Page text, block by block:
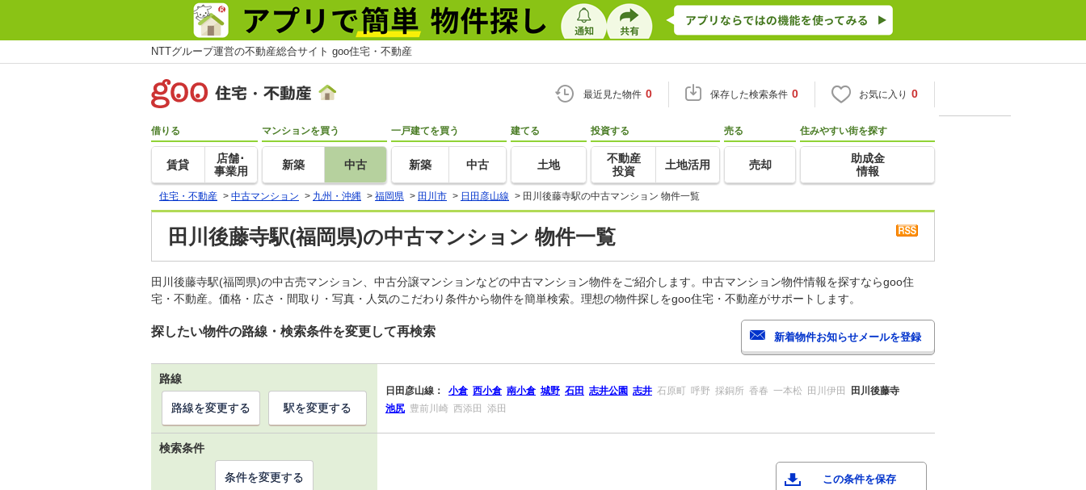
NTTグループ運営の不動産総合サイト goo住宅・不動産
最近見た物件 0 保存した検索条件 0 お気に入り 0
借りる
賃貸
店舗･
事業用
マンションを買う
新築 中古
一戸建てを買う
新築 中古
建てる
土地
投資する
不動産
投資
土地活用
売る
売却
住みやすい街を探す
助成金
情報
住宅・不動産 > 中古マンション > 九州・沖縄 > 福岡県 > 田川市 > 日田彦山線 > 田川後藤寺駅の中古マンション 物件一覧
田川後藤寺駅(福岡県)の中古マンション 物件一覧
田川後藤寺駅(福岡県)の中古売マンション、中古分譲マンションなどの中古マンション物件をご紹介します。中古マンション物件情報を探すならgoo住
宅・不動産。価格・広さ・間取り・写真・人気のこだわり条件から物件を簡単検索。理想の物件探しをgoo住宅・不動産がサポートします。
探したい物件の路線・検索条件を変更して再検索
路線
日田彦山線： 小倉 西小倉 南小倉 城野 石田 志井公園 志井 石原町 呼野 採銅所 香春 一本松 田川伊田
田川後藤寺
池尻 豊前川崎 西添田 添田
路線を変更する 駅を変更する
検索条件
この条件を保存
条件を変更する